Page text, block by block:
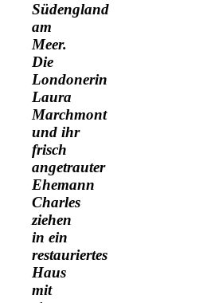
Südengland
am
Meer.
Die
Londonerin
Laura
Marchmont
und ihr
frisch
angetrauter
Ehemann
Charles
ziehen
in ein
restauriertes
Haus
mit